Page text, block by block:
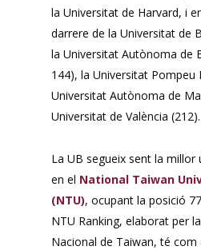
la Universitat de Harvard, i
darrere de la Universitat de
la Universitat Autònoma de
144), la Universitat Pompeu
Universitat Autònoma de
Universitat de València (212).
La UB segueix sent la millor
en el National Taiwan
(NTU), ocupant la posició
NTU Ranking, elaborat per
Nacional de Taiwan, té